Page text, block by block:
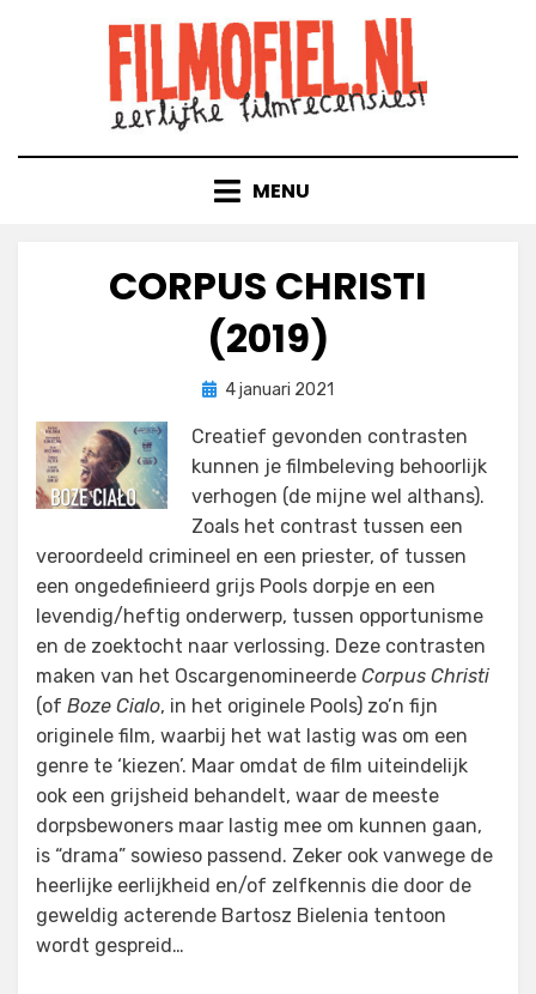
MENU
CORPUS CHRISTI
(2019)
doorFilmofiel.nl
Geplaatst
4 januari 2021
Creatief gevonden contrasten
kunnen je filmbeleving behoorlijk
verhogen (de mijne wel althans).
Zoals het contrast tussen een
veroordeeld crimineel en een priester, of tussen
een ongedefinieerd grijs Pools dorpje en een
levendig/heftig onderwerp, tussen opportunisme
en de zoektocht naar verlossing. Deze contrasten
maken van het Oscargenomineerde Corpus Christi
(of Boze Cialo, in het originele Pools) zo’n fijn
originele film, waarbij het wat lastig was om een
genre te ‘kiezen’. Maar omdat de film uiteindelijk
ook een grijsheid behandelt, waar de meeste
dorpsbewoners maar lastig mee om kunnen gaan,
is “drama” sowieso passend. Zeker ook vanwege de
heerlijke eerlijkheid en/of zelfkennis die door de
geweldig acterende Bartosz Bielenia tentoon
wordt gespreid…